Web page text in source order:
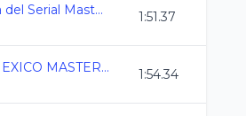
5a Etapa del Serial Master Guanajuato 25 1:51.37
COPA MEXICO MASTERS C.C. 1:54.34